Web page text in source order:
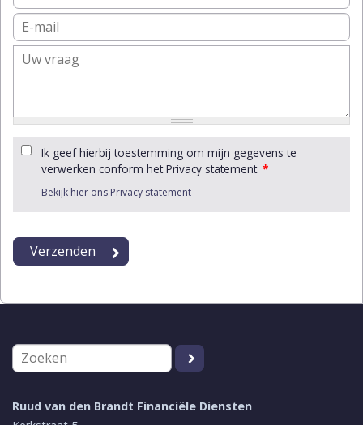
Ik geef hierbij toestemming om mijn gegevens te
verwerken conform het Privacy statement. *
Bekijk hier ons Privacy statement
Ruud van den Brandt Financiële Diensten